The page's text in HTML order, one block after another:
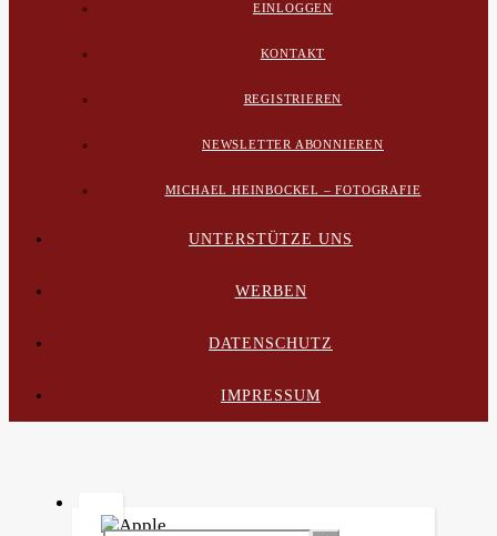
EINLOGGEN
KONTAKT
REGISTRIEREN
NEWSLETTER ABONNIEREN
MICHAEL HEINBOCKEL – FOTOGRAFIE
UNTERSTÜTZE UNS
WERBEN
DATENSCHUTZ
IMPRESSUM